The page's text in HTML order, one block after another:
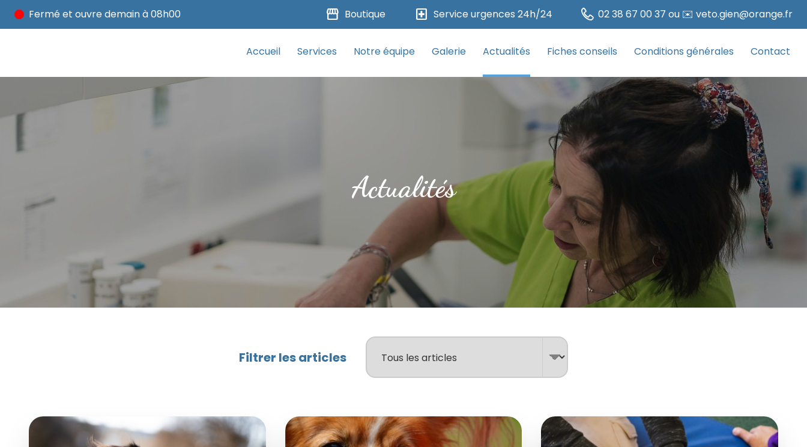
Ferméet ouvre demain à 08h00 storefront Boutique local_hospital Service urgences 24h/24 02 38 67 00 37 ou ✉️ veto.gien@orange.fr
Accueil Services Notre équipe Galerie Actualités Fiches conseils Conditions générales Contact
Actualités
Filtrer les articles